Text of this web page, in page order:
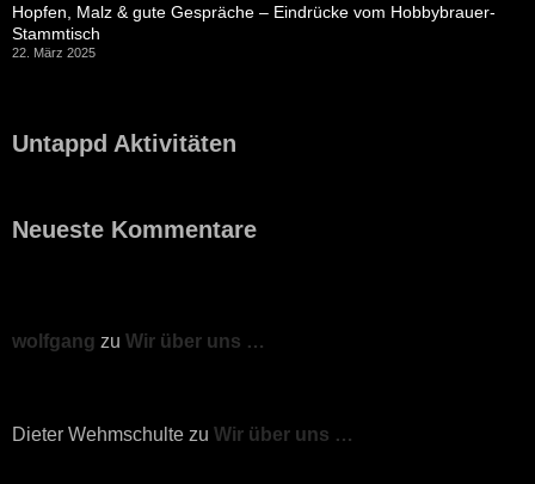
Hopfen, Malz & gute Gespräche – Eindrücke vom Hobbybrauer-
Stammtisch
22. März 2025
Untappd Aktivitäten
Neueste Kommentare
wolfgang zu Wir über uns …
Dieter Wehmschulte zu Wir über uns …